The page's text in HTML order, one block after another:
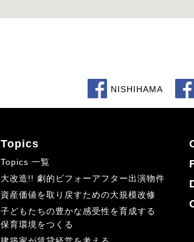
NISHIHAMA
Topics
Topics 一覧
大改造!! 劇的ビフォーアフター出演物件
資産価値を取り戻すための大規模改修
子どもたちの豊かな感受性を育成する
保育環境をつくる